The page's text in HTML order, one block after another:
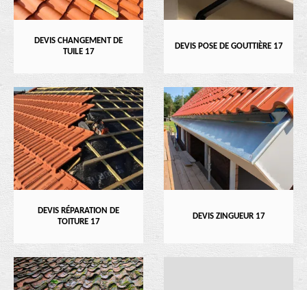
DEVIS CHANGEMENT DE
TUILE 17
DEVIS POSE DE GOUTTIÈRE 17
DEVIS RÉPARATION DE
TOITURE 17
DEVIS ZINGUEUR 17